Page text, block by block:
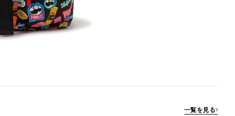
一覧を見る